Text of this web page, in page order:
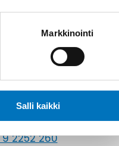
Markkinointi
Salli kaikki
2252 260